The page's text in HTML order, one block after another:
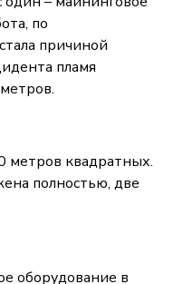
по
причиной
пламя
квадратных.
полностью, две
оборудование в